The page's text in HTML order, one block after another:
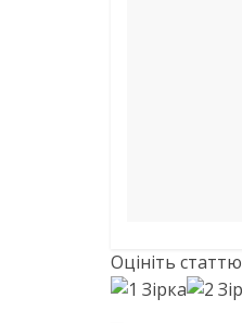
Оцініть статтю